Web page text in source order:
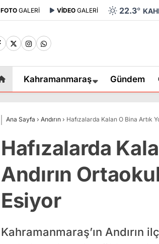
FOTO GALERİ VİDEO GALERİ 22.3°
Kahramanmaraş Gündem
Ana Sayfa › Andırın › Hafızalarda Kalan O Bina Artık
Hafızalarda
Andırın
Esiyor
Kahramanmaraş’ın